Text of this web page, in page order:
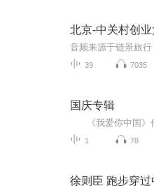
北京-中关村创
39 7035
国庆专辑
1 78
徐则臣 跑步穿过